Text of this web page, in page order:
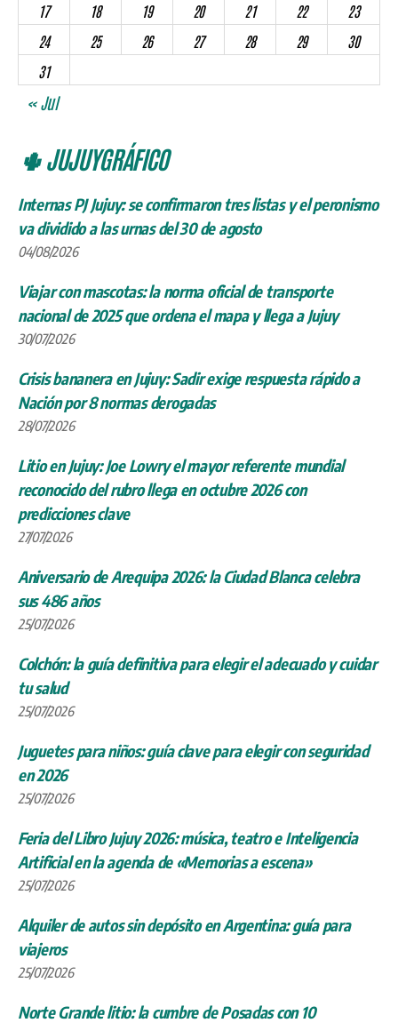
17
18 19 20 21 22
23
24
25 26 27 28 29
30
31
« Jul
🌵 JUJUYGRÁFICO
Internas PJ Jujuy: se confirmaron tres listas y el peronismo
va dividido a las urnas del 30 de agosto
04/08/2026
Viajar con mascotas: la norma oficial de transporte
nacional de 2025 que ordena el mapa y llega a Jujuy
30/07/2026
Crisis bananera en Jujuy: Sadir exige respuesta rápido a
Nación por 8 normas derogadas
28/07/2026
Litio en Jujuy: Joe Lowry el mayor referente mundial
reconocido del rubro llega en octubre 2026 con
predicciones clave
27/07/2026
Aniversario de Arequipa 2026: la Ciudad Blanca celebra
sus 486 años
25/07/2026
Colchón: la guía definitiva para elegir el adecuado y cuidar
tu salud
25/07/2026
Juguetes para niños: guía clave para elegir con seguridad
en 2026
25/07/2026
Feria del Libro Jujuy 2026: música, teatro e Inteligencia
Artificial en la agenda de «Memorias a escena»
25/07/2026
Alquiler de autos sin depósito en Argentina: guía para
viajeros
25/07/2026
Norte Grande litio: la cumbre de Posadas con 10